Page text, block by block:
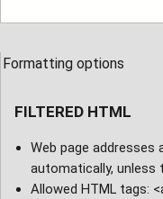
Formatting options
FILTERED HTML
Web page addresses
automatically, unless
Allowed HTML tags: